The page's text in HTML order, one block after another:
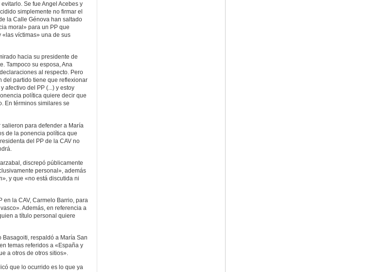
Se fue Angel Acebes y
simplemente no firmar el
la Calle Génova han saltado
moral» para un PP que
víctimas» una de sus
hacia su presidente de
Tampoco su esposa, Ana
al respecto. Pero
del partido tiene que reflexionar
afectivo del PP (...) y estoy
política quiere decir que
En términos similares se
para defender a María
de la ponencia política que
del PP de la CAV no
discrepó públicamente
personal», además
y que «no está discutida ni
en la CAV, Carmelo Barrio, para
Además, en referencia a
a título personal quiere
Basagoiti, respaldó a María San
temas referidos a «España y
a otros de otros sitios».
que lo ocurrido es lo que ya